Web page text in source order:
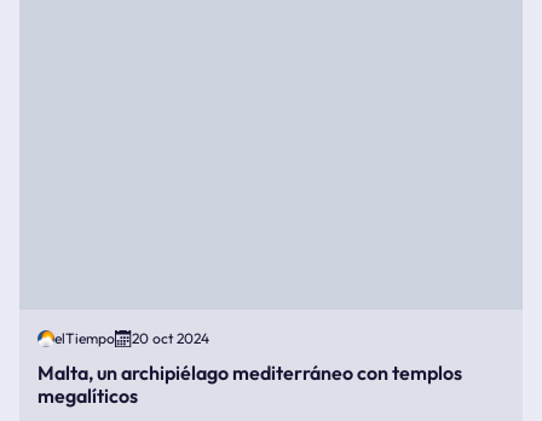
elTiempo 20 oct 2024
Malta, un archipiélago mediterráneo con templos
megalíticos